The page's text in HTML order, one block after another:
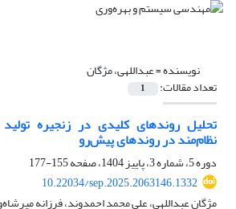
نویسنده =عبداللهی، مژگان
تعداد مقالات: 1
تحلیل روندهای کلیدی در زنجیره
نظام‌مند در روندهای پیش‌رو
دوره 5، شماره 3، پاییز 1404، صفحه
155-177
10.22034/sep.2025.2063146.1332
مژگان عبداللهی، علی محمد احمدوند، فرزانه